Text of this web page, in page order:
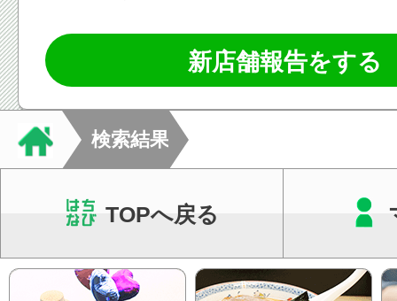
新店舗報告をする
検索結果
TOPへ戻る